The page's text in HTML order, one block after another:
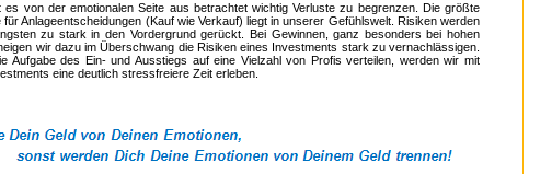
es von der emotionalen Seite aus betrachtet wichtig Verluste zu begrenzen. Die größte
für Anlageentscheidungen (Kauf wie Verkauf) liegt in unserer Gefühlswelt. Risiken werden
zu stark in den Vordergrund gerückt. Bei Gewinnen, ganz besonders bei hohen
wir dazu im Überschwang die Risiken eines Investments stark zu vernachlässigen.
Aufgabe des Ein- und Ausstiegs auf eine Vielzahl von Profis verteilen, werden wir mit
eine deutlich stressfreiere Zeit erleben.